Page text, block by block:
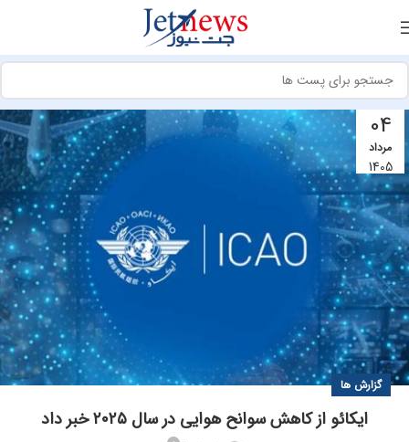
04
مرداد
1405
گزارش ها
ایکائو از کاهش سوانح هوایی در سال ۲۰۲۵ خبر داد